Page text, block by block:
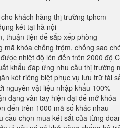
khách hàng thị trường tphcm
két tại hà nội
thuận tiện để sắp xếp phòng
mã khóa chống trộm, chống sao
nhiệt độ lên đến trên 2000 độ C
khẩu đáp ứng nhu cầu thị trường
két riêng biệt phục vụ lưu trữ tài
nguyên vật liệu nhập khẩu 100%
dạng vân tay hiện đại để mở khóa
đến trên 1000 mã số khác nhau
cầu chọn mua két sắt của từng